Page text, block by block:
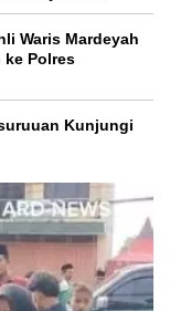
Waris Mardeyah
ke Polres
Kunjungi